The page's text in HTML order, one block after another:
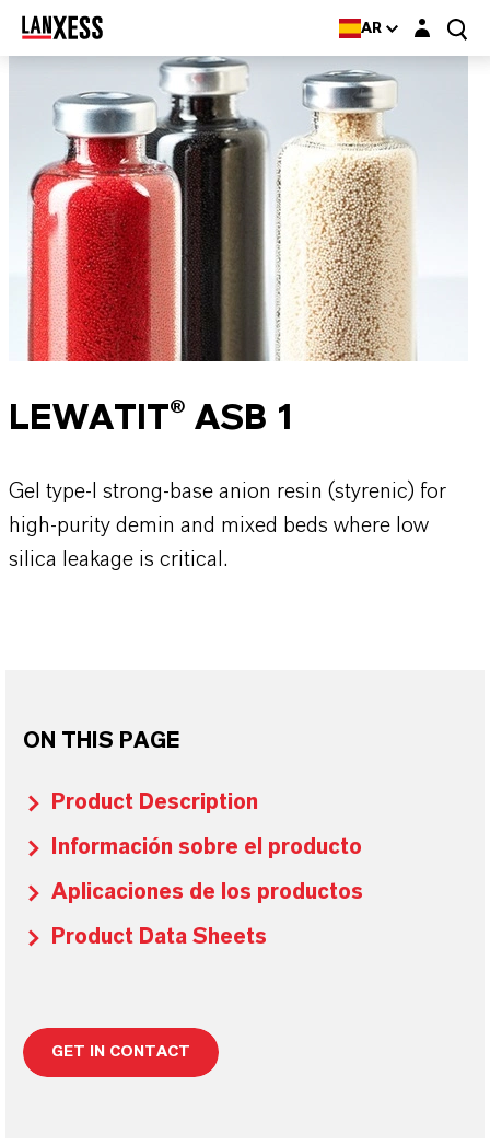
AR Login layer
LEWATIT® ASB 1
Gel type-I strong-base anion resin (styrenic) for
high-purity demin and mixed beds where low
silica leakage is critical.
ON THIS PAGE
Product Description
Información sobre el producto
Aplicaciones de los productos
Product Data Sheets
GET IN CONTACT